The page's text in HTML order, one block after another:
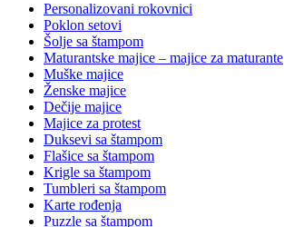
Personalizovani rokovnici
Poklon setovi
Šolje sa štampom
Maturantske majice – majice za maturante
Muške majice
Ženske majice
Dečije majice
Majice za protest
Duksevi sa štampom
Flašice sa štampom
Krigle sa štampom
Tumbleri sa štampom
Karte rođenja
Puzzle sa štampom